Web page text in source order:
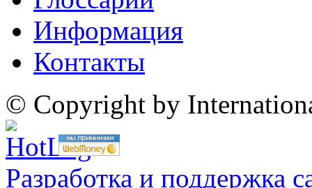
Информация
Контакты
© Copyright by
Разработка и поддержка